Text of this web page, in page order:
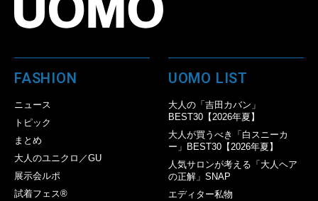
FASHION
ニュース
トピック
まとめ
大人のユニクロ／GU
展示会ルポ
試着フェス®︎
UOMO LIST
大人の「吉田カバン」
BEST30【2026年夏】
大人が買うべき「白スニーカ
ー」BEST30【2026年夏】
人気サロンが考える「大人ヘア
の正解」SNAP
エディター私物